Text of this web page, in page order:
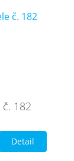
182
Detail